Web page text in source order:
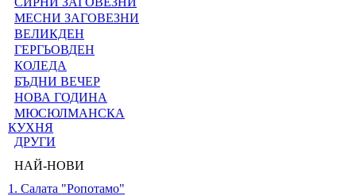
МЕСНИ ЗАГОВЕЗНИ
ВЕЛИКДЕН
ГЕРГЬОВДЕН
КОЛЕДА
БЪДНИ ВЕЧЕР
НОВА ГОДИНА
МЮСЮЛМАНСКА
КУХНЯ
ДРУГИ
НАЙ-НОВИ
1. Салата "Ропотамо"